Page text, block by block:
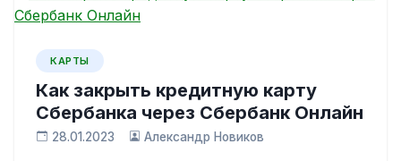
КАРТЫ
Как закрыть кредитную карту
Сбербанка через Сбербанк Онлайн
28.01.2023 Александр Новиков